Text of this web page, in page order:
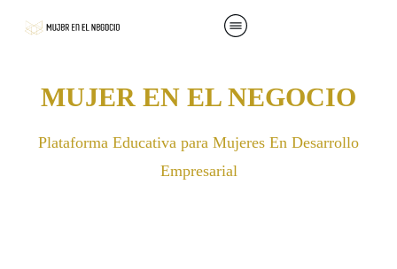
MUJER EN EL NEGOCIO
Plataforma Educativa para Mujeres En Desarrollo
Empresarial